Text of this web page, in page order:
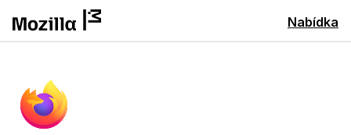
Nabídka